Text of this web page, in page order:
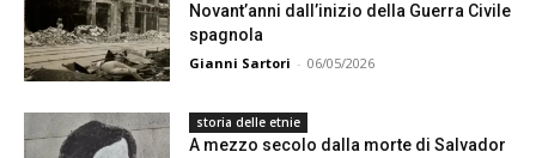
Novant’anni dall’inizio della Guerra Civile
spagnola
Gianni Sartori - 06/05/2026
storia delle etnie
A mezzo secolo dalla morte di Salvador